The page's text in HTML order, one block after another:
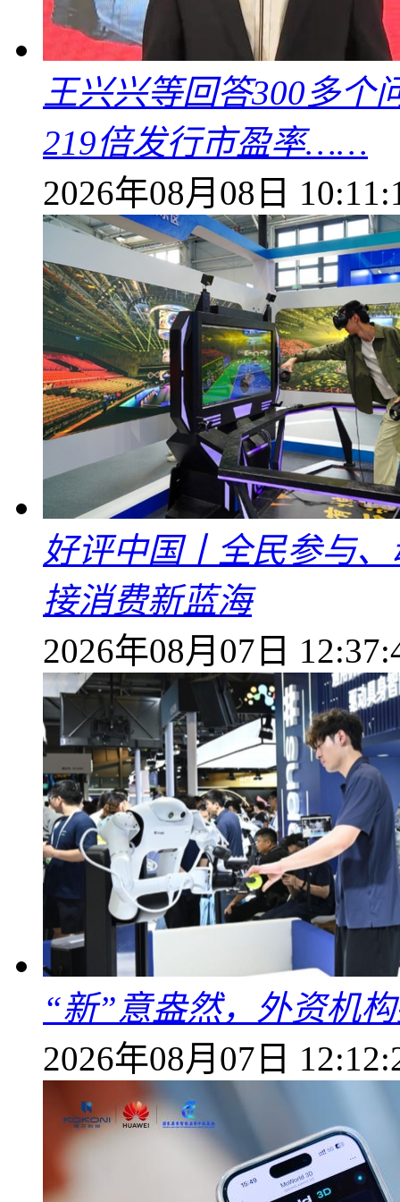
王兴兴等回答300多个
219倍发行市盈率……
2026年08月08日
好评中国丨全民参与
接消费新蓝海
2026年08月07日
“新”意盎然，外资机
2026年08月07日